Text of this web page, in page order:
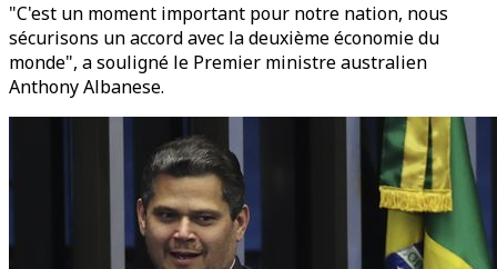
"C'est un moment important pour notre nation, nous
sécurisons un accord avec la deuxième économie du
monde", a souligné le Premier ministre australien
Anthony Albanese.